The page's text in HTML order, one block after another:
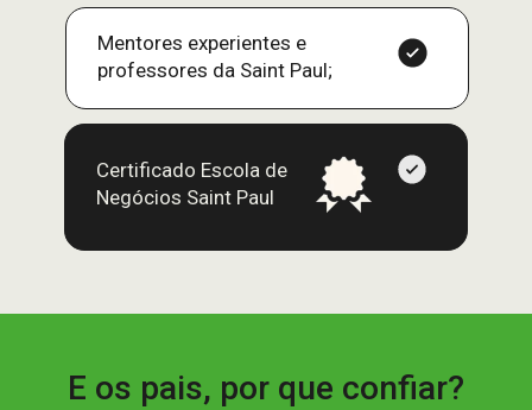
Certificado Escola de
Negócios Saint Paul
Mentores experientes e
professores da Saint Paul;
E os pais, por que confiar?